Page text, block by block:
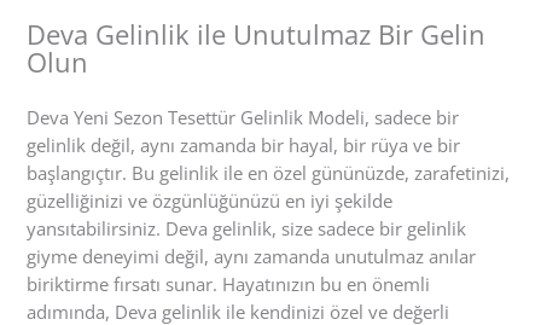
Deva Gelinlik ile Unutulmaz Bir Gelin
Olun
Deva Yeni Sezon Tesettür Gelinlik Modeli, sadece bir
gelinlik değil, aynı zamanda bir hayal, bir rüya ve bir
başlangıçtır. Bu gelinlik ile en özel gününüzde, zarafetinizi,
güzelliğinizi ve özgünlüğünüzü en iyi şekilde
yansıtabilirsiniz. Deva gelinlik, size sadece bir gelinlik
giyme deneyimi değil, aynı zamanda unutulmaz anılar
biriktirme fırsatı sunar. Hayatınızın bu en önemli
adımında, Deva gelinlik ile kendinizi özel ve değerli